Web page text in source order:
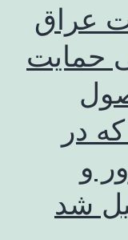
عراق
حمایت
در
و
شد